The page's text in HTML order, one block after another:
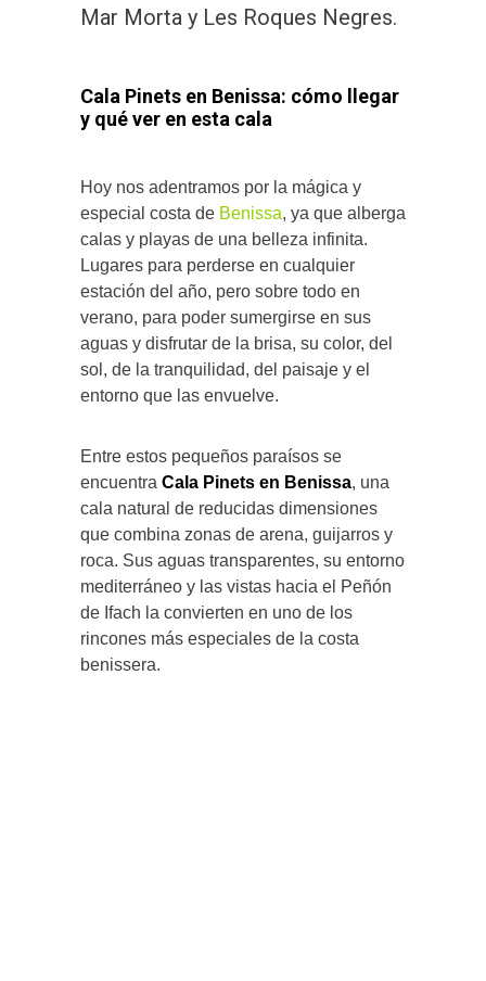
Mar Morta y Les Roques Negres.
Cala Pinets en Benissa: cómo llegar
y qué ver en esta cala
Hoy nos adentramos por la mágica y
especial costa de Benissa, ya que alberga
calas y playas de una belleza infinita.
Lugares para perderse en cualquier
estación del año, pero sobre todo en
verano, para poder sumergirse en sus
aguas y disfrutar de la brisa, su color, del
sol, de la tranquilidad, del paisaje y el
entorno que las envuelve.
Entre estos pequeños paraísos se
encuentra Cala Pinets en Benissa, una
cala natural de reducidas dimensiones
que combina zonas de arena, guijarros y
roca. Sus aguas transparentes, su entorno
mediterráneo y las vistas hacia el Peñón
de Ifach la convierten en uno de los
rincones más especiales de la costa
benissera.